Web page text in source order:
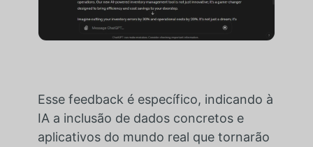
Esse feedback é específico, indicando à
IA a inclusão de dados concretos e
aplicativos do mundo real que tornarão